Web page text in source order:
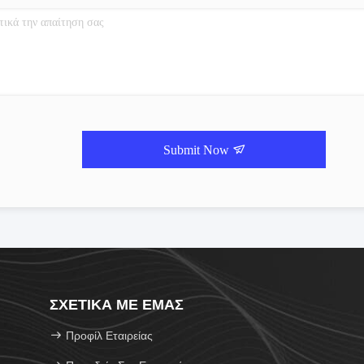
Submit Now
ΣΧΕΤΙΚΆ ΜΕ ΕΜΆΣ
Προφίλ Εταιρείας